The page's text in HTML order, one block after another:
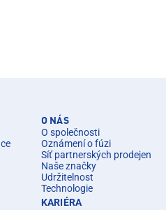
O NÁS
O společnosti
Oznámení o fúzi
Síť partnerských prodejen
Naše značky
Udržitelnost
Technologie
KARIÉRA